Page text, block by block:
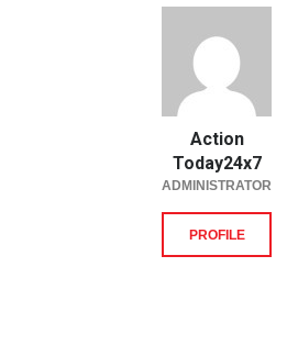
Action
Today24x7
ADMINISTRATOR
PROFILE